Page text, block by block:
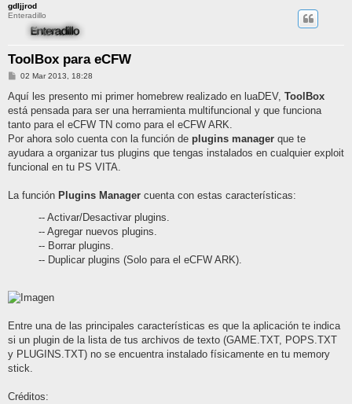
gdljjrod
Enteradillo
ToolBox para eCFW
M
n
s
a
j
02 Mar 2013, 18:28
Aquí les presento mi primer homebrew realizado en luaDEV, ToolBox
está pensada para ser una herramienta multifuncional y que funciona
tanto para el eCFW TN como para el eCFW ARK.
Por ahora solo cuenta con la función de plugins manager que te
ayudara a organizar tus plugins que tengas instalados en cualquier exploit
funcional en tu PS VITA.
La función Plugins Manager cuenta con estas características:
-- Activar/Desactivar plugins.
-- Agregar nuevos plugins.
-- Borrar plugins.
-- Duplicar plugins (Solo para el eCFW ARK).
Entre una de las principales características es que la aplicación te indica
si un plugin de la lista de tus archivos de texto (GAME.TXT, POPS.TXT
y PLUGINS.TXT) no se encuentra instalado físicamente en tu memory
stick.
Créditos: